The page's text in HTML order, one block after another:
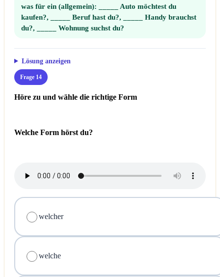
was für ein (allgemein): _____ Auto möchtest du
kaufen?, _____ Beruf hast du?, _____ Handy brauchst
du?, _____ Wohnung suchst du?
Lösung anzeigen
Frage 14
Höre zu und wähle die richtige Form
Welche Form hörst du?
welcher
welche